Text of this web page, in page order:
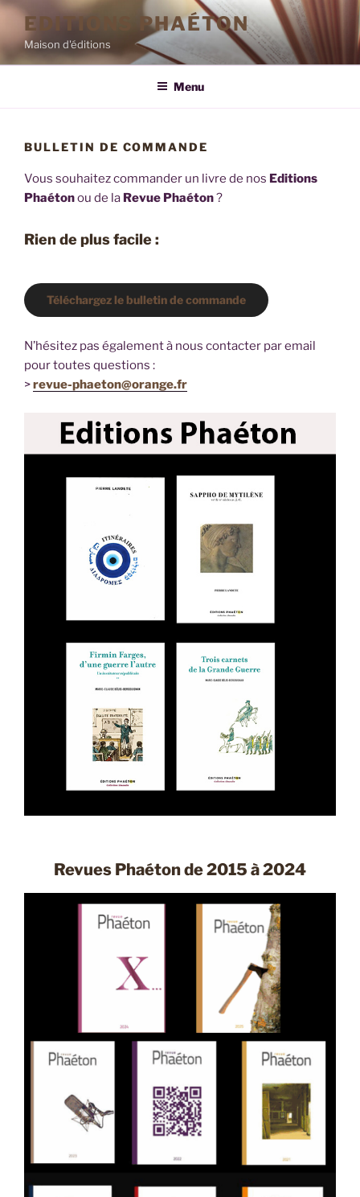
Aller
contenu
principal
EDITIONS PHAÉTON
Maison d'éditions
Menu
BULLETIN DE COMMANDE
Vous souhaitez commander un livre de nos Editions
Phaétonou de la Revue Phaéton?
Rien de plus facile :
Téléchargez le bulletin de commande
N’hésitez pas également à nous contacter par email
pour toutes questions :
>revue-phaeton@orange.fr
Revues Phaéton de 2015 à 2024